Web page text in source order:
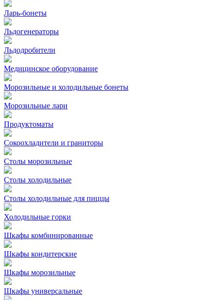
Ларь-бонеты
Льдогенераторы
Льдодробители
Медицинское оборудование
Морозильные и холодильные бонеты
Морозильные лари
Продуктоматы
Сокоохладители и граниторы
Столы морозильные
Столы холодильные
Столы холодильные для пиццы
Холодильные горки
Шкафы комбинированные
Шкафы кондитерские
Шкафы морозильные
Шкафы универсальные